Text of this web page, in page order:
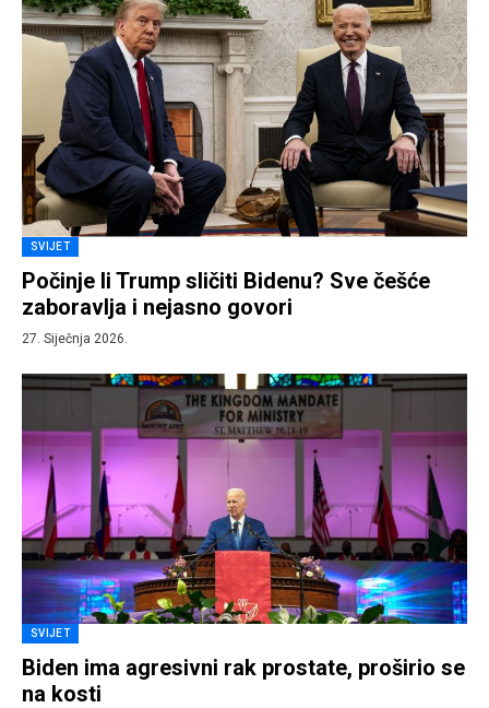
SVIJET
Počinje li Trump sličiti Bidenu? Sve češće
zaboravlja i nejasno govori
27. Siječnja 2026.
SVIJET
Biden ima agresivni rak prostate, proširio se
na kosti